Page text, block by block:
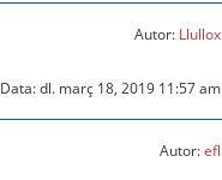
Autor: Llullox
Data: dl. març 18, 2019 11:57 am
Autor:efl